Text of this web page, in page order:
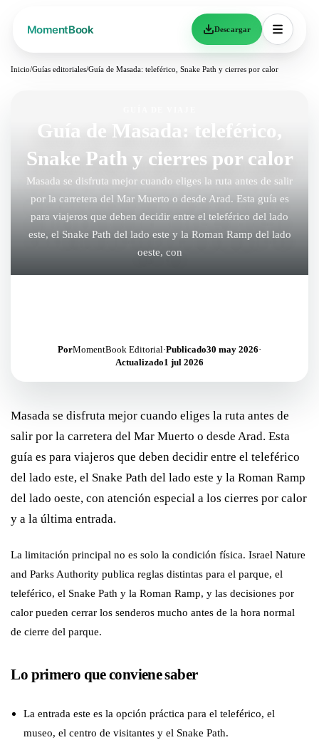
Descargar
Inicio/Guías editoriales/Guía de Masada: teleférico, Snake Path y cierres por calor
Guía de Masada: teleférico,
Snake Path y cierres por calor
Masada se disfruta mejor cuando eliges la ruta antes de salir
por la carretera del Mar Muerto o desde Arad. Esta guía es
para viajeros que deben decidir entre el teleférico del lado
este, el Snake Path del lado este y la Roman Ramp del lado
oeste, con
PorMomentBook Editorial·Publicado30 may 2026·
Actualizado1 jul 2026
Masada se disfruta mejor cuando eliges la ruta antes de
salir por la carretera del Mar Muerto o desde Arad. Esta
guía es para viajeros que deben decidir entre el teleférico
del lado este, el Snake Path del lado este y la Roman Ramp
del lado oeste, con atención especial a los cierres por calor
y a la última entrada.
La limitación principal no es solo la condición física. Israel Nature
and Parks Authority publica reglas distintas para el parque, el
teleférico, el Snake Path y la Roman Ramp, y las decisiones por
calor pueden cerrar los senderos mucho antes de la hora normal
de cierre del parque.
Lo primero que conviene saber
La entrada este es la opción práctica para el teleférico, el
museo, el centro de visitantes y el Snake Path.